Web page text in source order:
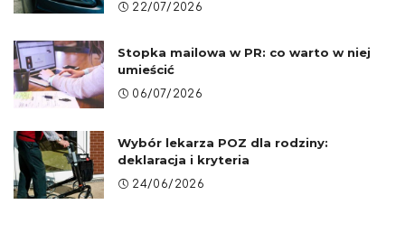
22/07/2026
Stopka mailowa w PR: co warto w niej
umieścić
06/07/2026
Wybór lekarza POZ dla rodziny:
deklaracja i kryteria
24/06/2026